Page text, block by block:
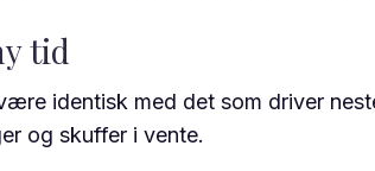
tid
identisk med det som driver
og skuffer i vente.